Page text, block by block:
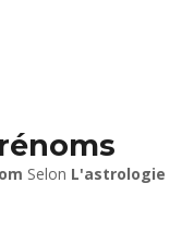
Selon L'astrologie